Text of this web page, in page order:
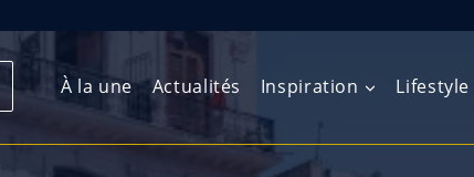
À la une Actualités Inspiration Lifestyle